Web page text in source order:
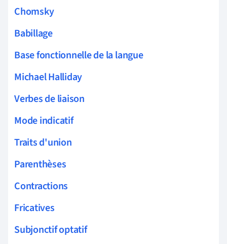
Chomsky
Babillage
Base fonctionnelle de la langue
Michael Halliday
Verbes de liaison
Mode indicatif
Traits d'union
Parenthèses
Contractions
Fricatives
Subjonctif optatif